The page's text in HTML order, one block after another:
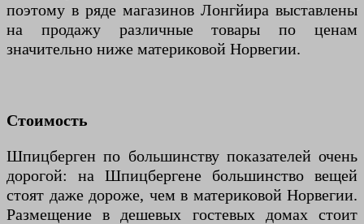
поэтому в ряде магазинов Лонгйира выставлены
на продажу различные товары по ценам
значительно ниже материковой Норвегии.
Стоимость
Шпицберген по большинству показателей очень
дорогой: на Шпицбергене большинство вещей
стоят даже дороже, чем в материковой Норвегии.
Размещение в дешевых гостевых домах стоит